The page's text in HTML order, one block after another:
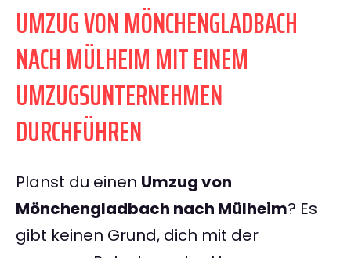
UMZUG VON MÖNCHENGLADBACH
NACH MÜLHEIM MIT EINEM
UMZUGSUNTERNEHMEN
DURCHFÜHREN
Planst du einen Umzug von
Mönchengladbach nach Mülheim? Es
gibt keinen Grund, dich mit der